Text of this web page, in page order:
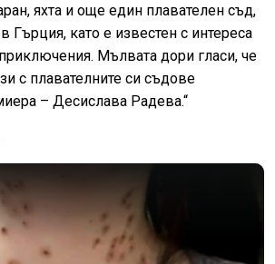
яхта и още един плавателен съд,
Гърция, като е известен с интереса
Мълвата дори гласи, че
с плавателните си съдове
– Десислава Радева.“